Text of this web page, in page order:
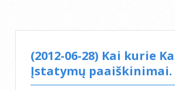
(2012-06-28) Kai kurie
Įstatymų paaiškinimai.